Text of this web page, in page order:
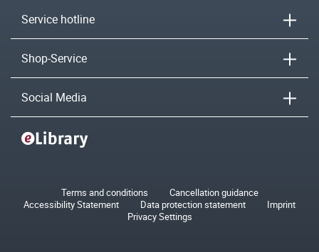
Service hotline
Shop-Service
Social Media
Terms and conditions
Cancellation guidance
Accessibility Statement
Data protection statement
Imprint
Privacy Settings